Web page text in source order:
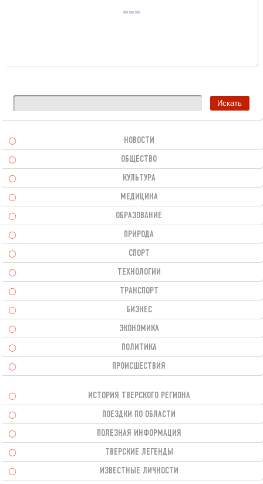
НОВОСТИ
ОБЩЕСТВО
КУЛЬТУРА
МЕДИЦИНА
ОБРАЗОВАНИЕ
ПРИРОДА
СПОРТ
ТЕХНОЛОГИИ
ТРАНСПОРТ
БИЗНЕС
ЭКОНОМИКА
ПОЛИТИКА
ПРОИСШЕСТВИЯ
ИСТОРИЯ ТВЕРСКОГО РЕГИОНА
ПОЕЗДКИ ПО ОБЛАСТИ
ПОЛЕЗНАЯ ИНФОРМАЦИЯ
ТВЕРСКИЕ ЛЕГЕНДЫ
ИЗВЕСТНЫЕ ЛИЧНОСТИ